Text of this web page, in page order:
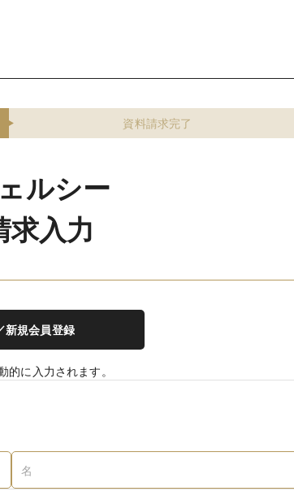
資料請求完了
ルシー
求入力
新規会員登録
に入力されます。